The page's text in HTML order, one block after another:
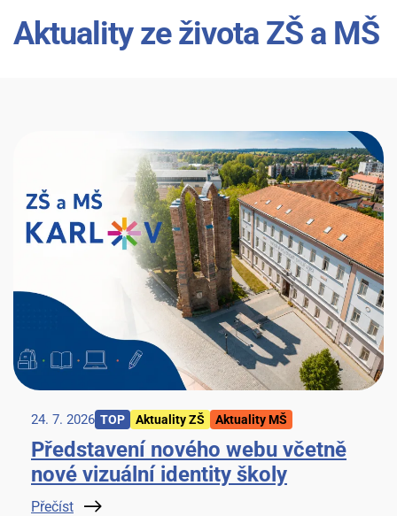
Aktuality ze života ZŠ a MŠ
24. 7. 2026 TOP Aktuality ZŠ Aktuality MŠ
Představení nového webu včetně
nové vizuální identity školy
Přečíst